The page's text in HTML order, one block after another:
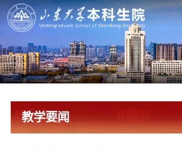
教学要闻